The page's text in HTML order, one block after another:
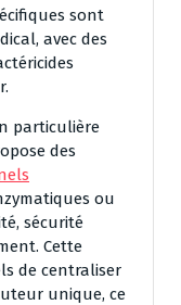
sont
avec des
particulière
des
ou
sécurité
Cette
de centraliser
unique, ce